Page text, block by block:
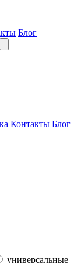
Блог
Контакты Блог
универсальные